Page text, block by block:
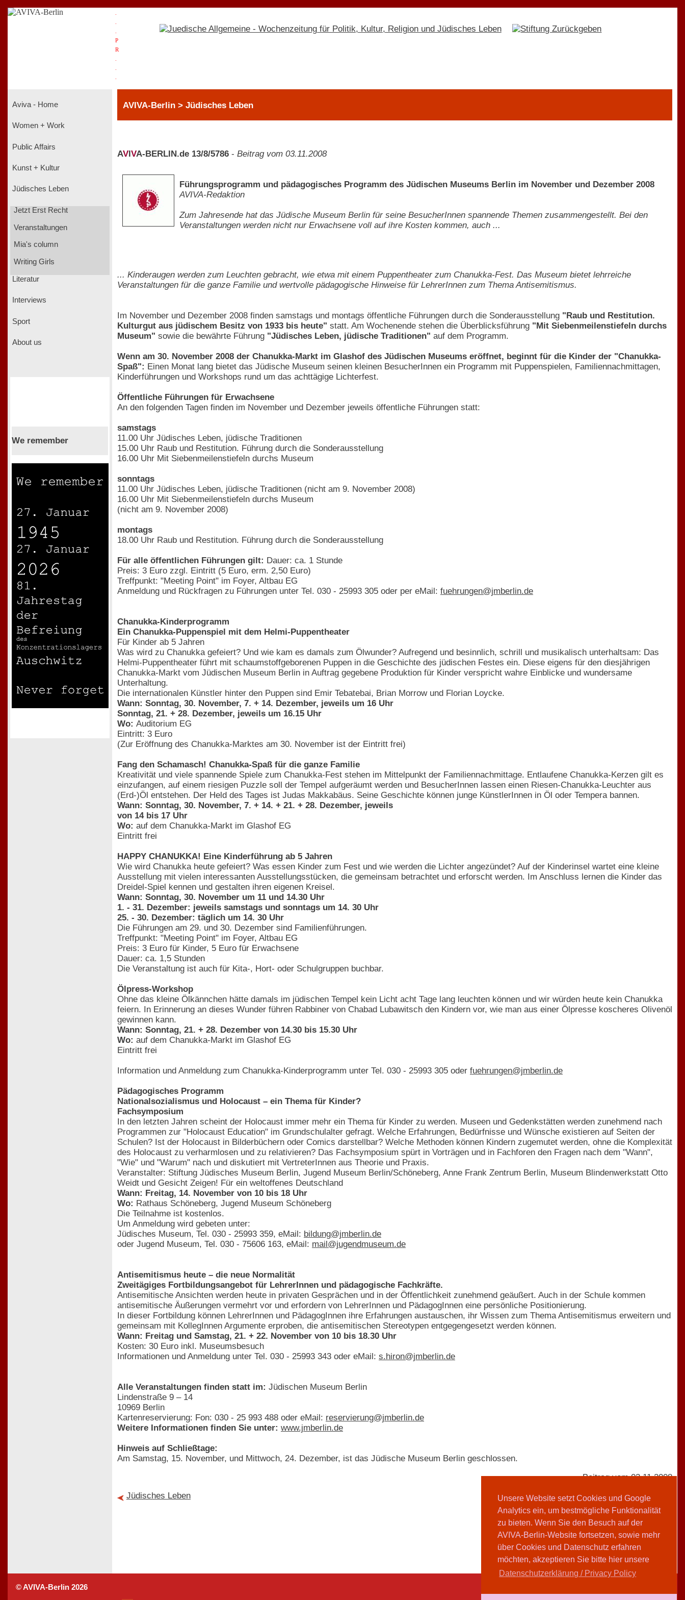
Unsere Website setzt Cookies und Google
Analytics ein, um bestmögliche Funktionalität
zu bieten. Wenn Sie den Besuch auf der
AVIVA-Berlin-Website fortsetzen, sowie mehr
über Cookies und Datenschutz erfahren
möchten, akzeptieren Sie bitte hier unsere
Datenschutzerklärung / Privacy Policy
P
R
Aviva - Home
Women + Work
Public Affairs
Kunst + Kultur
Jüdisches Leben
Jetzt Erst Recht
Veranstaltungen
Mia's column
Writing Girls
Literatur
Interviews
Sport
About us
We remember
AVIVA-Berlin > Jüdisches Leben
AV VA-BERLIN.de 13/8/5786 - Beitrag vom 03.11.2008
Führungsprogramm und pädagogisches Programm des Jüdischen Museums Berlin im November und Dezember 2008
AVIVA-Redaktion
Zum Jahresende hat das Jüdische Museum Berlin für seine BesucherInnen spannende Themen zusammengestellt. Bei den
Veranstaltungen werden nicht nur Erwachsene voll auf ihre Kosten kommen, auch ...
... Kinderaugen werden zum Leuchten gebracht, wie etwa mit einem Puppentheater zum Chanukka-Fest. Das Museum bietet lehrreiche
Veranstaltungen für die ganze Familie und wertvolle pädagogische Hinweise für LehrerInnen zum Thema Antisemitismus.
Im November und Dezember 2008 finden samstags und montags öffentliche Führungen durch die Sonderausstellung "Raub und Restitution.
Kulturgut aus jüdischem Besitz von 1933 bis heute" statt. Am Wochenende stehen die Überblicksführung "Mit Siebenmeilenstiefeln durchs
Museum" sowie die bewährte Führung "Jüdisches Leben, jüdische Traditionen" auf dem Programm.
Wenn am 30. November 2008 der Chanukka-Markt im Glashof des Jüdischen Museums eröffnet, beginnt für die Kinder der "Chanukka-
Spaß": Einen Monat lang bietet das Jüdische Museum seinen kleinen BesucherInnen ein Programm mit Puppenspielen, Familiennachmittagen,
Kinderführungen und Workshops rund um das achttägige Lichterfest.
Öffentliche Führungen für Erwachsene
An den folgenden Tagen finden im November und Dezember jeweils öffentliche Führungen statt:
samstags
11.00 Uhr Jüdisches Leben, jüdische Traditionen
15.00 Uhr Raub und Restitution. Führung durch die Sonderausstellung
16.00 Uhr Mit Siebenmeilenstiefeln durchs Museum
sonntags
11.00 Uhr Jüdisches Leben, jüdische Traditionen (nicht am 9. November 2008)
16.00 Uhr Mit Siebenmeilenstiefeln durchs Museum
(nicht am 9. November 2008)
montags
18.00 Uhr Raub und Restitution. Führung durch die Sonderausstellung
Für alle öffentlichen Führungen gilt: Dauer: ca. 1 Stunde
Preis: 3 Euro zzgl. Eintritt (5 Euro, erm. 2,50 Euro)
Treffpunkt: "Meeting Point" im Foyer, Altbau EG
Anmeldung und Rückfragen zu Führungen unter Tel. 030 - 25993 305 oder per eMail: fuehrungen@jmberlin.de
Chanukka-Kinderprogramm
Ein Chanukka-Puppenspiel mit dem Helmi-Puppentheater
Für Kinder ab 5 Jahren
Was wird zu Chanukka gefeiert? Und wie kam es damals zum Ölwunder? Aufregend und besinnlich, schrill und musikalisch unterhaltsam: Das
Helmi-Puppentheater führt mit schaumstoffgeborenen Puppen in die Geschichte des jüdischen Festes ein. Diese eigens für den diesjährigen
Chanukka-Markt vom Jüdischen Museum Berlin in Auftrag gegebene Produktion für Kinder verspricht wahre Einblicke und wundersame
Unterhaltung.
Die internationalen Künstler hinter den Puppen sind Emir Tebatebai, Brian Morrow und Florian Loycke.
Wann: Sonntag, 30. November, 7. + 14. Dezember, jeweils um 16 Uhr
Sonntag, 21. + 28. Dezember, jeweils um 16.15 Uhr
Wo: Auditorium EG
Eintritt: 3 Euro
(Zur Eröffnung des Chanukka-Marktes am 30. November ist der Eintritt frei)
Fang den Schamasch! Chanukka-Spaß für die ganze Familie
Kreativität und viele spannende Spiele zum Chanukka-Fest stehen im Mittelpunkt der Familiennachmittage. Entlaufene Chanukka-Kerzen gilt es
einzufangen, auf einem riesigen Puzzle soll der Tempel aufgeräumt werden und BesucherInnen lassen einen Riesen-Chanukka-Leuchter aus
(Erd-)Öl entstehen. Der Held des Tages ist Judas Makkabäus. Seine Geschichte können junge KünstlerInnen in Öl oder Tempera bannen.
Wann: Sonntag, 30. November, 7. + 14. + 21. + 28. Dezember, jeweils
von 14 bis 17 Uhr
Wo: auf dem Chanukka-Markt im Glashof EG
Eintritt frei
HAPPY CHANUKKA! Eine Kinderführung ab 5 Jahren
Wie wird Chanukka heute gefeiert? Was essen Kinder zum Fest und wie werden die Lichter angezündet? Auf der Kinderinsel wartet eine kleine
Ausstellung mit vielen interessanten Ausstellungsstücken, die gemeinsam betrachtet und erforscht werden. Im Anschluss lernen die Kinder das
Dreidel-Spiel kennen und gestalten ihren eigenen Kreisel.
Wann: Sonntag, 30. November um 11 und 14.30 Uhr
1. - 31. Dezember: jeweils samstags und sonntags um 14. 30 Uhr
25. - 30. Dezember: täglich um 14. 30 Uhr
Die Führungen am 29. und 30. Dezember sind Familienführungen.
Treffpunkt: "Meeting Point" im Foyer, Altbau EG
Preis: 3 Euro für Kinder, 5 Euro für Erwachsene
Dauer: ca. 1,5 Stunden
Die Veranstaltung ist auch für Kita-, Hort- oder Schulgruppen buchbar.
Ölpress-Workshop
Ohne das kleine Ölkännchen hätte damals im jüdischen Tempel kein Licht acht Tage lang leuchten können und wir würden heute kein Chanukka
feiern. In Erinnerung an dieses Wunder führen Rabbiner von Chabad Lubawitsch den Kindern vor, wie man aus einer Ölpresse koscheres Olivenöl
gewinnen kann.
Wann: Sonntag, 21. + 28. Dezember von 14.30 bis 15.30 Uhr
Wo: auf dem Chanukka-Markt im Glashof EG
Eintritt frei
Information und Anmeldung zum Chanukka-Kinderprogramm unter Tel. 030 - 25993 305 oder fuehrungen@jmberlin.de
Pädagogisches Programm
Nationalsozialismus und Holocaust – ein Thema für Kinder?
Fachsymposium
In den letzten Jahren scheint der Holocaust immer mehr ein Thema für Kinder zu werden. Museen und Gedenkstätten werden zunehmend nach
Programmen zur "Holocaust Education" im Grundschulalter gefragt. Welche Erfahrungen, Bedürfnisse und Wünsche existieren auf Seiten der
Schulen? Ist der Holocaust in Bilderbüchern oder Comics darstellbar? Welche Methoden können Kindern zugemutet werden, ohne die Komplexität
des Holocaust zu verharmlosen und zu relativieren? Das Fachsymposium spürt in Vorträgen und in Fachforen den Fragen nach dem "Wann",
"Wie" und "Warum" nach und diskutiert mit VertreterInnen aus Theorie und Praxis.
Veranstalter: Stiftung Jüdisches Museum Berlin, Jugend Museum Berlin/Schöneberg, Anne Frank Zentrum Berlin, Museum Blindenwerkstatt Otto
Weidt und Gesicht Zeigen! Für ein weltoffenes Deutschland
Wann: Freitag, 14. November von 10 bis 18 Uhr
Wo: Rathaus Schöneberg, Jugend Museum Schöneberg
Die Teilnahme ist kostenlos.
Um Anmeldung wird gebeten unter:
Jüdisches Museum, Tel. 030 - 25993 359, eMail: bildung@jmberlin.de
oder Jugend Museum, Tel. 030 - 75606 163, eMail: mail@jugendmuseum.de
Antisemitismus heute – die neue Normalität
Zweitägiges Fortbildungsangebot für LehrerInnen und pädagogische Fachkräfte.
Antisemitische Ansichten werden heute in privaten Gesprächen und in der Öffentlichkeit zunehmend geäußert. Auch in der Schule kommen
antisemitische Äußerungen vermehrt vor und erfordern von LehrerInnen und PädagogInnen eine persönliche Positionierung.
In dieser Fortbildung können LehrerInnen und PädagogInnen ihre Erfahrungen austauschen, ihr Wissen zum Thema Antisemitismus erweitern und
gemeinsam mit KollegInnen Argumente erproben, die antisemitischen Stereotypen entgegengesetzt werden können.
Wann: Freitag und Samstag, 21. + 22. November von 10 bis 18.30 Uhr
Kosten: 30 Euro inkl. Museumsbesuch
Informationen und Anmeldung unter Tel. 030 - 25993 343 oder eMail: s.hiron@jmberlin.de
Alle Veranstaltungen finden statt im: Jüdischen Museum Berlin
Lindenstraße 9 – 14
10969 Berlin
Kartenreservierung: Fon: 030 - 25 993 488 oder eMail: reservierung@jmberlin.de
Weitere Informationen finden Sie unter: www.jmberlin.de
Hinweis auf Schließtage:
Am Samstag, 15. November, und Mittwoch, 24. Dezember, ist das Jüdische Museum Berlin geschlossen.
Jüdisches Leben
Beitrag vom 03.11.2008
AVIVA-Redaktion
© AVIVA-Berlin 2026